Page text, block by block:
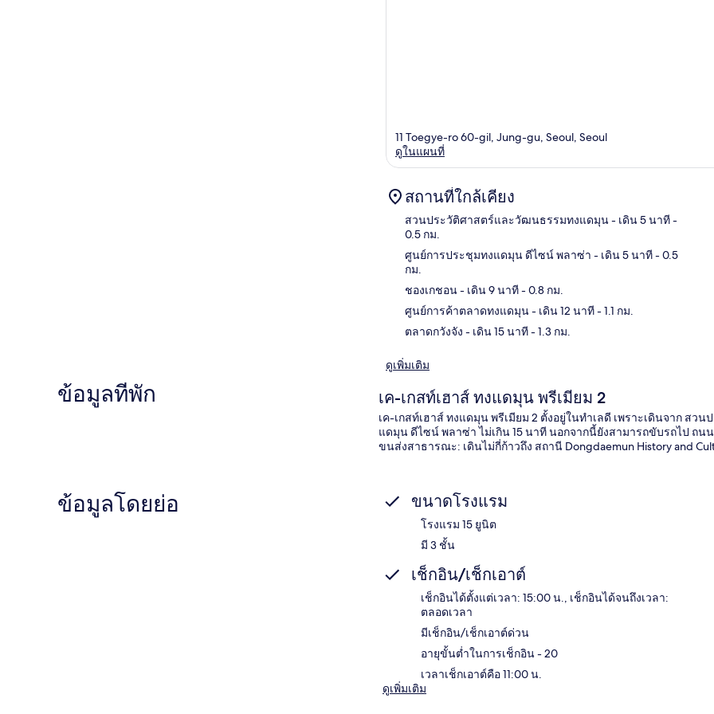
11 Toegye-ro 60-gil, Jung-gu, Seoul, Seoul
ดูในแผนที่
สถานที่ใกล้เคียง
สวนประวัติศาสตร์และวัฒนธรรมทงแดมุน- เดิน 5 นาที-
0.5 กม.
ศูนย์การประชุมทงแดมุน ดีไซน์ พลาซ่า - เดิน 5 นาที- 0.5
กม.
ชองเกชอน- เดิน 9 นาที- 0.8 กม.
ศูนย์การค้าตลาดทงแดมุน- เดิน 12 นาที- 1.1 กม.
ตลาดกวังจัง - เดิน 15 นาที- 1.3 กม.
ดูเพิ่มเติม
ข้อมูลที่พัก เค-เกสท์เฮาส์ ทงแดมุน พรีเมียม 2
เค-เกสท์เฮาส์ ทงแดมุน พรีเมียม 2 ตั้งอยู่ในทำเลดี เพราะเดินจาก
แดมุน ดีไซน์ พลาซ่า ไม่เกิน 15 นาที นอกจากนี้ยังสามารถขับรถไป ถน
ขนส่งสาธารณะ: เดินไม่กี่ก้าวถึง สถานี Dongdaemun History and
ข้อมูลโดยย่อ ขนาดโรงแรม
โรงแรม 15 ยูนิต
มี 3 ชั้น
เช็กอิน/เช็กเอาต์
เช็กอินได้ตั้งแต่เวลา: 15:00 น., เช็กอินได้จนถึงเวลา:
ตลอดเวลา
มีเช็กอิน/เช็กเอาต์ด่วน
อายุขั้นต่ำในการเช็กอิน - 20
เวลาเช็กเอาต์คือ 11:00 น.
ดูเพิ่มเติม